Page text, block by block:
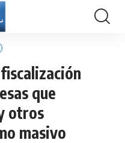
que
otros
masivo